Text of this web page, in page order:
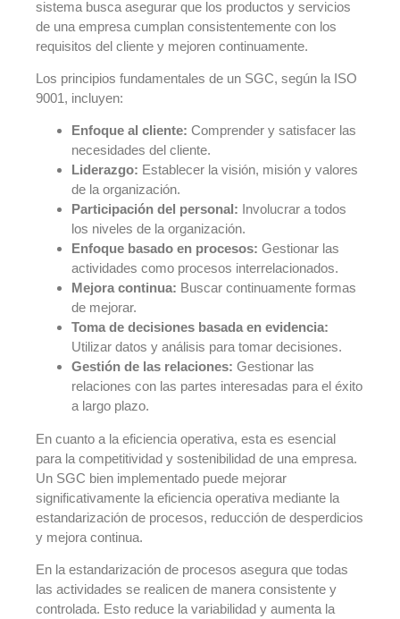
sistema busca asegurar que los productos y servicios
de una empresa cumplan consistentemente con los
requisitos del cliente y mejoren continuamente.
Los principios fundamentales de un SGC, según la ISO
9001, incluyen:
Enfoque al cliente: Comprender y satisfacer las
necesidades del cliente.
Liderazgo: Establecer la visión, misión y valores
de la organización.
Participación del personal: Involucrar a todos
los niveles de la organización.
Enfoque basado en procesos: Gestionar las
actividades como procesos interrelacionados.
Mejora continua: Buscar continuamente formas
de mejorar.
Toma de decisiones basada en evidencia:
Utilizar datos y análisis para tomar decisiones.
Gestión de las relaciones: Gestionar las
relaciones con las partes interesadas para el éxito
a largo plazo.
En cuanto a la eficiencia operativa, esta es esencial
para la competitividad y sostenibilidad de una empresa.
Un SGC bien implementado puede mejorar
significativamente la eficiencia operativa mediante la
estandarización de procesos, reducción de desperdicios
y mejora continua.
En la estandarización de procesos asegura que todas
las actividades se realicen de manera consistente y
controlada. Esto reduce la variabilidad y aumenta la